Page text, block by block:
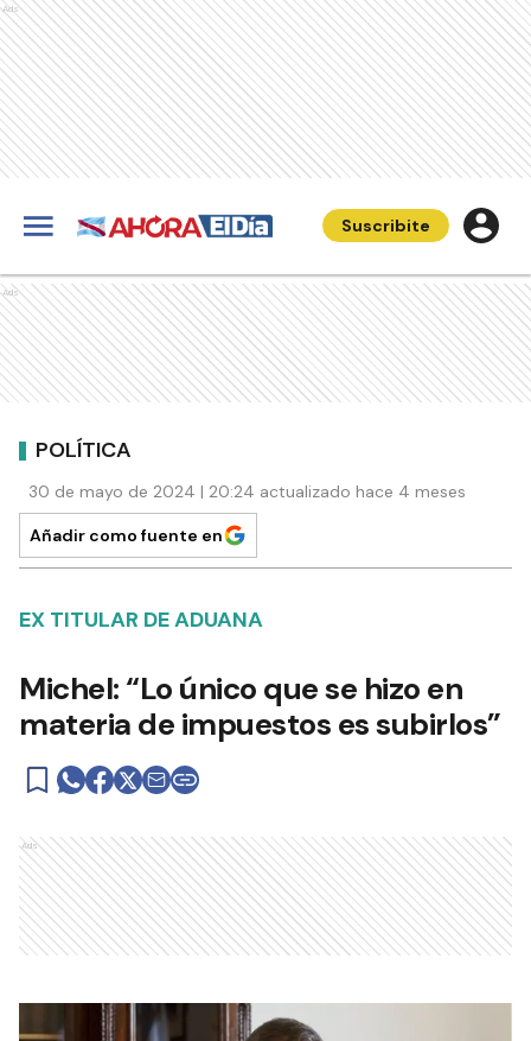
Ads
Suscribite
Ads
POLÍTICA
30 de mayo de 2024 | 20:24 actualizado hace 4 meses
Añadir como fuente en
EX TITULAR DE ADUANA
Michel: “Lo único que se hizo en
materia de impuestos es subirlos”
Ads